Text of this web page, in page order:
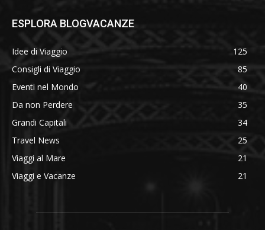
ESPLORA BLOGVACANZE
Idee di Viaggio
125
Consigli di Viaggio
85
Eventi nel Mondo
40
Da non Perdere
35
Grandi Capitali
34
Travel News
25
Viaggi al Mare
21
Viaggi e Vacanze
21